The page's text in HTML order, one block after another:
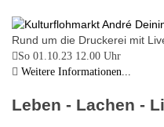
Rund um die Druckerei mit
So 01.10.23 12.00 Uhr
Weitere Informationen...
Leben - Lachen -